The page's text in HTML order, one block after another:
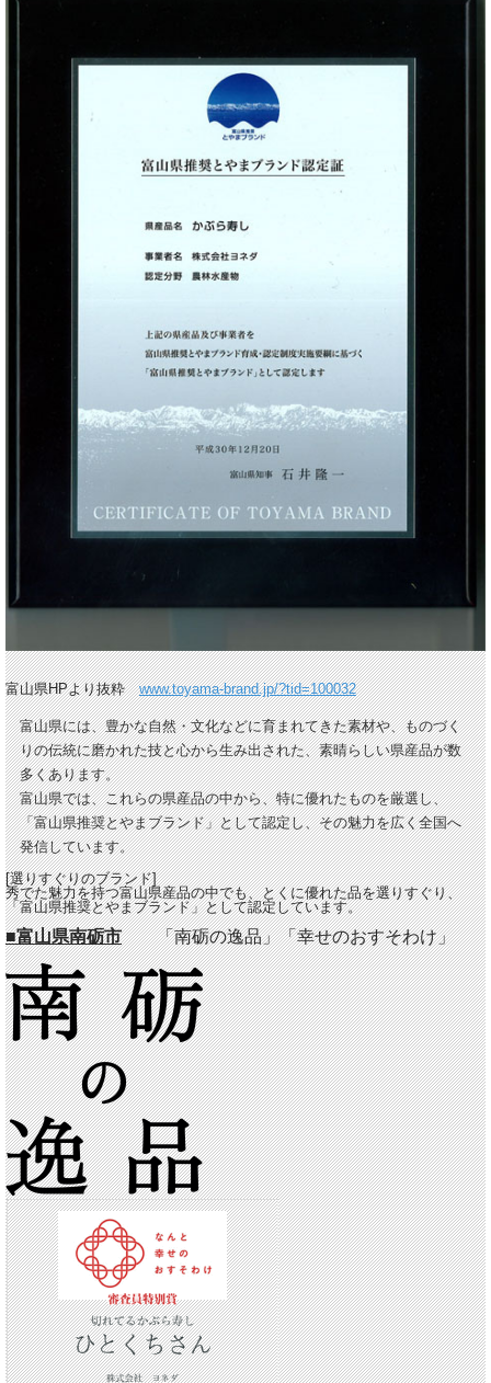
富山県HPより抜粋www.toyama-brand.jp/?tid=100032
富山県には、豊かな自然・文化などに育まれてきた素材や、ものづく
りの伝統に磨かれた技と心から生み出された、素晴らしい県産品が数
多くあります。
富山県では、これらの県産品の中から、特に優れたものを厳選し、
「富山県推奨とやまブランド」として認定し、その魅力を広く全国へ
発信しています。
[選りすぐりのブランド]
秀でた魅力を持つ富山県産品の中でも、とくに優れた品を選りすぐり、
「富山県推奨とやまブランド」として認定しています。
■富山県南砺市 「南砺の逸品」「幸せのおすそわけ」